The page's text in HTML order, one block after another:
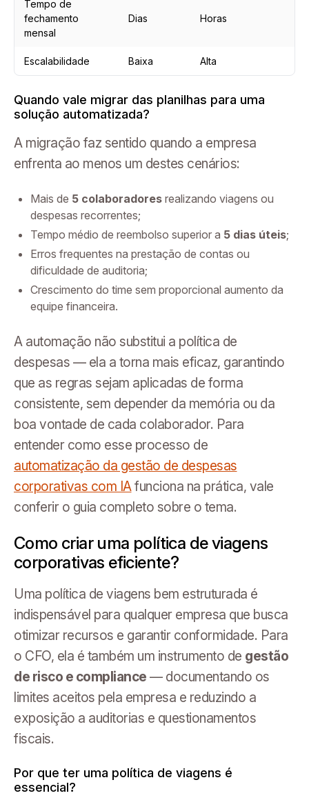
Tempo de
fechamento
mensal
Dias Horas
Escalabilidade Baixa Alta
Quando vale migrar das planilhas para uma
solução automatizada?
A migração faz sentido quando a empresa
enfrenta ao menos um destes cenários:
Mais de 5 colaboradores realizando viagens ou
despesas recorrentes;
Tempo médio de reembolso superior a 5 dias úteis;
Erros frequentes na prestação de contas ou
dificuldade de auditoria;
Crescimento do time sem proporcional aumento da
equipe financeira.
A automação não substitui a política de
despesas — ela a torna mais eficaz, garantindo
que as regras sejam aplicadas de forma
consistente, sem depender da memória ou da
boa vontade de cada colaborador. Para
entender como esse processo de
automatização da gestão de despesas
corporativas com IAfunciona na prática, vale
conferir o guia completo sobre o tema.
Como criar uma política de viagens
corporativas eficiente?
Uma política de viagens bem estruturada é
indispensável para qualquer empresa que busca
otimizar recursos e garantir conformidade. Para
o CFO, ela é também um instrumento de gestão
de risco e compliance — documentando os
limites aceitos pela empresa e reduzindo a
exposição a auditorias e questionamentos
fiscais.
Por que ter uma política de viagens é
essencial?